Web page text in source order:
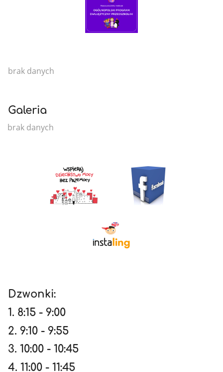
brak danych
Galeria
brak danych
Dzwonki:
1. 8:15 - 9:00
2. 9:10 - 9:55
3. 10:00 - 10:45
4. 11:00 - 11:45